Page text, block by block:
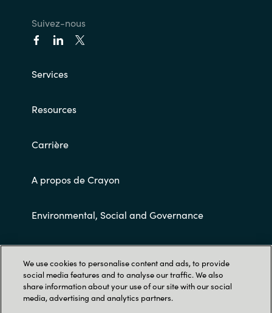
Suivez-nous
Services
Resources
Carrière
A propos de Crayon
Environmental, Social and Governance
Conditions Générales de Ventes
We use cookies to personalise content and ads, to provide
social media features and to analyse our traffic. We also
share information about your use of our site with our social
media, advertising and analytics partners.